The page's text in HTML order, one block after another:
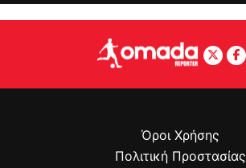
Όροι Χρήσης
Πολιτική Προστασίας